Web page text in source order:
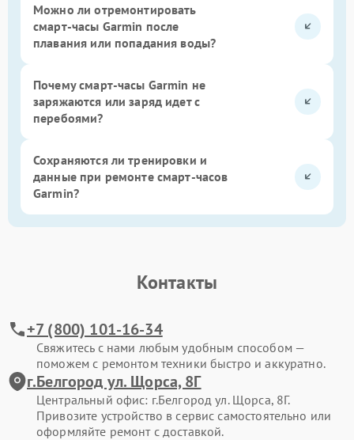
Можно ли отремонтировать
смарт-часы Garmin после
плавания или попадания воды?
Почему смарт-часы Garmin не
заряжаются или заряд идет с
перебоями?
Сохраняются ли тренировки и
данные при ремонте смарт-часов
Garmin?
Контакты
+7 (800) 101-16-34
Свяжитесь с нами любым удобным способом —
поможем с ремонтом техники быстро и аккуратно.
г.Белгород ул. Щорса, 8Г
Центральный офис: г.Белгород ул. Щорса, 8Г.
Привозите устройство в сервис самостоятельно или
оформляйте ремонт с доставкой.